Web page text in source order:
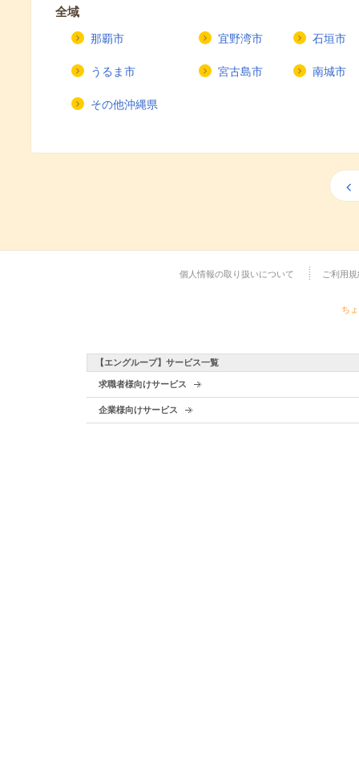
全域
那覇市 宜野湾市 石垣市
うるま市 宮古島市 南城市
その他沖縄県
個人情報の取り扱いについて ご利用規
ち
【エングループ】サービス一覧
求職者様向けサービス
企業様向けサービス